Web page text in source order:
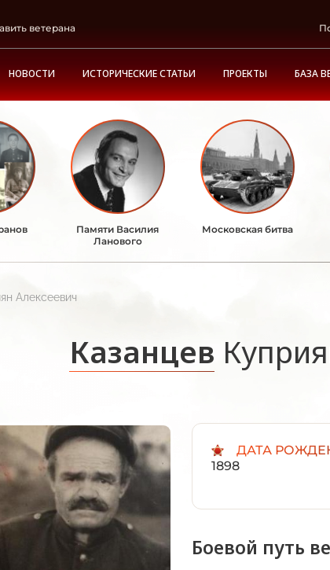
ветерана
НОВОСТИ ИСТОРИЧЕСКИЕ СТАТЬИ ПРОЕКТЫ БАЗА
Памяти Василия
Ланового
Московская битва
Алексеевич
Казанцев
ДАТА
1898
Боевой путь